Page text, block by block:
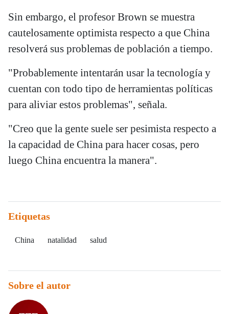
Sin embargo, el profesor Brown se muestra
cautelosamente optimista respecto a que China
resolverá sus problemas de población a tiempo.
"Probablemente intentarán usar la tecnología y
cuentan con todo tipo de herramientas políticas
para aliviar estos problemas", señala.
"Creo que la gente suele ser pesimista respecto a
la capacidad de China para hacer cosas, pero
luego China encuentra la manera".
Etiquetas
China natalidad salud
Sobre el autor